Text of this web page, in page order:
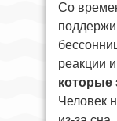
Со
реакции
которые
Человек